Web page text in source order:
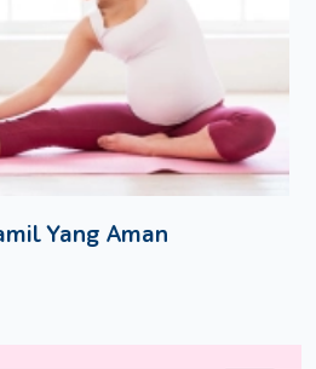
Yang Aman